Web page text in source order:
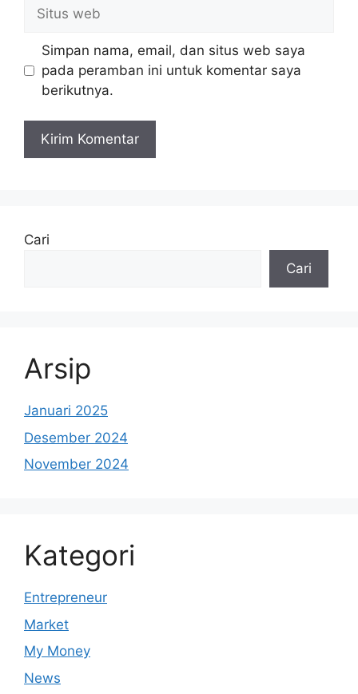
web
Simpan nama, email, dan situs web saya
pada peramban ini untuk komentar saya
berikutnya.
Cari
Cari
Arsip
Januari 2025
Desember 2024
November 2024
Kategori
Entrepreneur
Market
My Money
News